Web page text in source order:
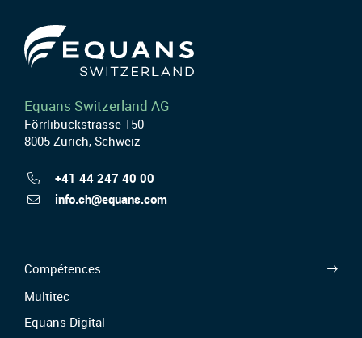
Equans Switzerland AG
Förrlibuckstrasse 150
8005 Zürich, Schweiz
+41 44 247 40 00
info.ch@equans.com
Compétences
Multitec
Equans Digital